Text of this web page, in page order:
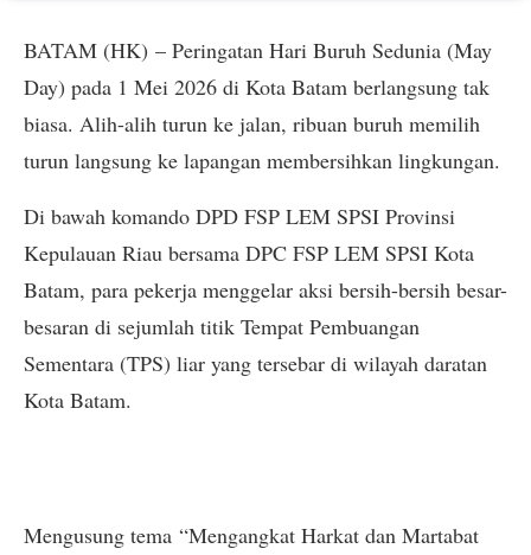
BATAM (HK) – Peringatan Hari Buruh Sedunia (May
Day) pada 1 Mei 2026 di Kota Batam berlangsung tak
biasa. Alih-alih turun ke jalan, ribuan buruh memilih
turun langsung ke lapangan membersihkan lingkungan.
Di bawah komando DPD FSP LEM SPSI Provinsi
Kepulauan Riau bersama DPC FSP LEM SPSI Kota
Batam, para pekerja menggelar aksi bersih-bersih besar-
besaran di sejumlah titik Tempat Pembuangan
Sementara (TPS) liar yang tersebar di wilayah daratan
Kota Batam.
Mengusung tema “Mengangkat Harkat dan Martabat